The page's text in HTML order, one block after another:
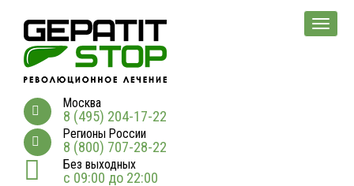
Москва
8 (495) 204-17-22
Регионы России
8 (800) 707-28-22
Без выходных
с 09:00 до 22:00